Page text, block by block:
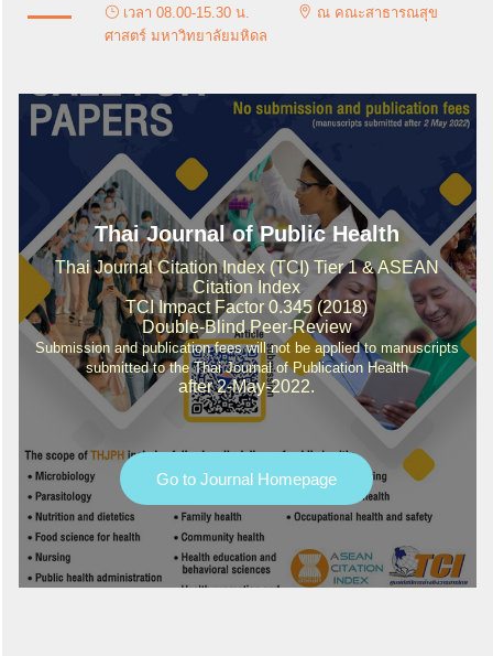
เวลา 08.00-15.30 น.
ณ คณะสาธารณสุข
ศาสตร์ มหาวิทยาลัยมหิดล
Thai Journal of Public Health
Thai Journal Citation Index (TCI) Tier 1 & ASEAN
Citation Index
TCI Impact Factor 0.345 (2018)
Double-Blind Peer-Review
Submission and publication fees will not be applied to manuscripts
submitted to the Thai Journal of Publication Health
after 2-May-2022.
Go to Journal Homepage